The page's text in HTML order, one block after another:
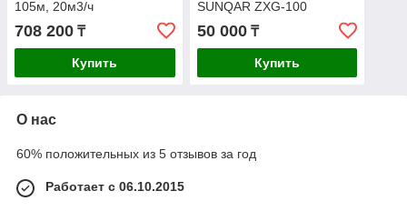
105м, 20м3/ч
708 200 ₸
Купить
SUNQAR ZXG-100
50 000₸
Купить
О нас
60% положительных из 5 отзывов за год
Работает с 06.10.2015